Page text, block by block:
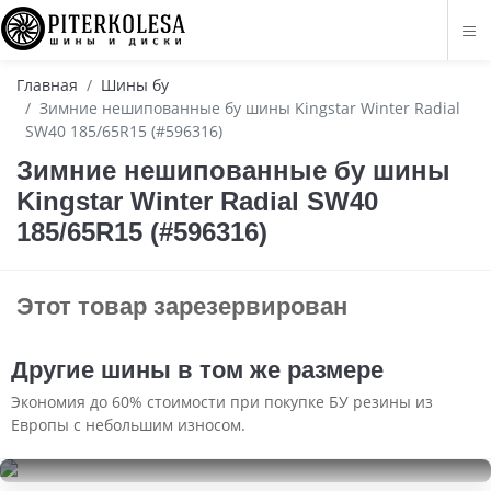
Главная
Шины бу
Зимние нешипованные бу шины Kingstar Winter Radial
SW40 185/65R15 (#596316)
Зимние нешипованные бу шины
Kingstar Winter Radial SW40
185/65R15 (#596316)
Этот товар зарезервирован
Другие шины в том же размере
Экономия до 60% стоимости при покупке БУ резины из
Европы с небольшим износом.